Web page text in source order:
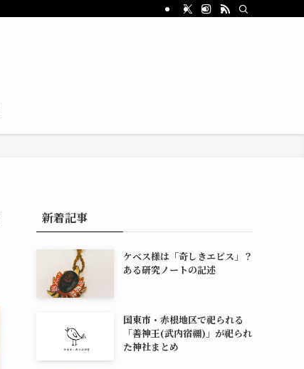
新着記事
ケベス様は「奇しきエビス」？
ある研究ノートの記述
国東市・赤根地区で祀られる
「善神王(武内宿禰)」が祀られ
た神社まとめ